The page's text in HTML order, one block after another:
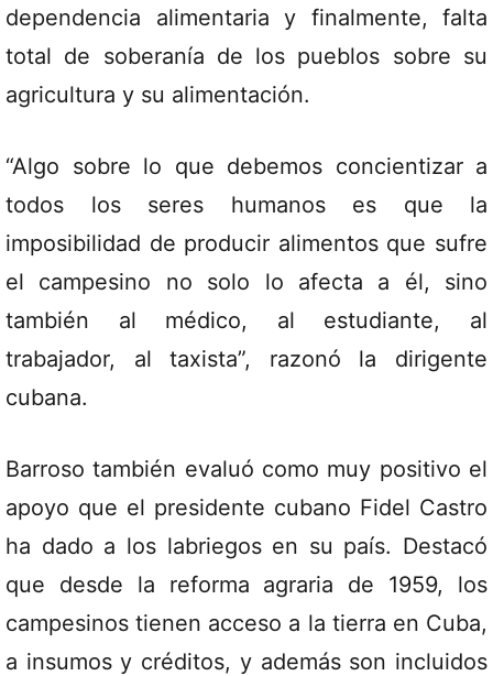
dependencia alimentaria y finalmente, falta
total de soberanía de los pueblos sobre su
agricultura y su alimentación.
“Algo sobre lo que debemos concientizar a
todos los seres humanos es que la
imposibilidad de producir alimentos que sufre
el campesino no solo lo afecta a él, sino
también al médico, al estudiante, al
trabajador, al taxista”, razonó la dirigente
cubana.
Barroso también evaluó como muy positivo el
apoyo que el presidente cubano Fidel Castro
ha dado a los labriegos en su país. Destacó
que desde la reforma agraria de 1959, los
campesinos tienen acceso a la tierra en Cuba,
a insumos y créditos, y además son incluidos